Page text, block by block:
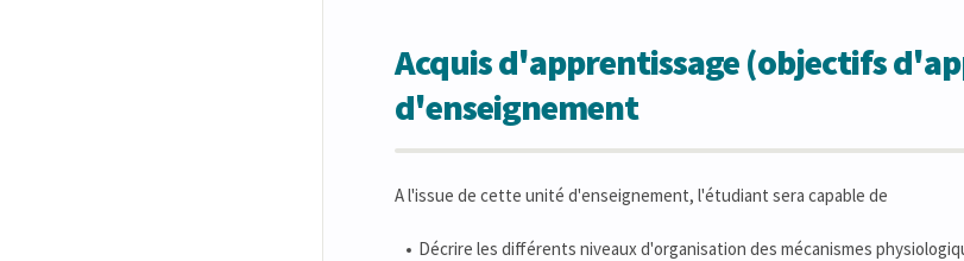
Acquis d'apprentissage (objectifs
d'enseignement
A l'issue de cette unité d'enseignement, l'étudiant sera capable de
Décrire les différents niveaux d'organisation des mécanismes